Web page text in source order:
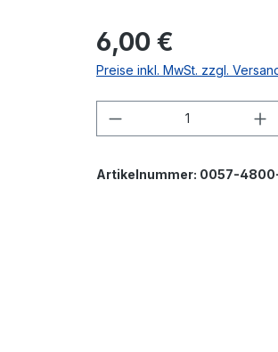
Regulärer Preis:
6,00 €
Preise inkl. MwSt. zzgl.
Produkt Anzahl:
Artikelnummer: 0057-